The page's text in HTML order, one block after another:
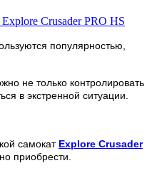
популярностью,
не только контролировать
в экстренной ситуации.
самокат Explore Crusader
приобрести.